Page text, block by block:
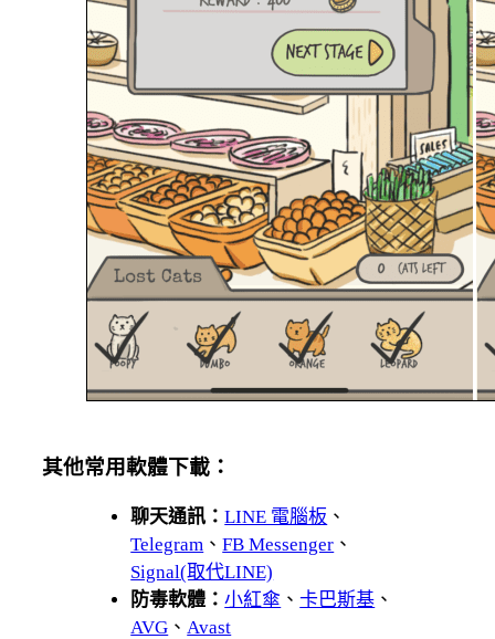
其他常用軟體下載：
聊天通訊：LINE 電腦板 、
Telegram 、FB Messenger 、
Signal(取代LINE)
防毒軟體：小紅傘 、卡巴斯基 、
AVG 、 Avast